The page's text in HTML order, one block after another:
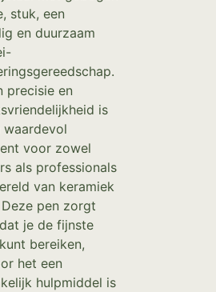
stuk, een
en duurzaam
precisie en
is
waardevol
voor zowel
als professionals
van keramiek
pen zorgt
je de fijnste
bereiken,
het een
hulpmiddel is